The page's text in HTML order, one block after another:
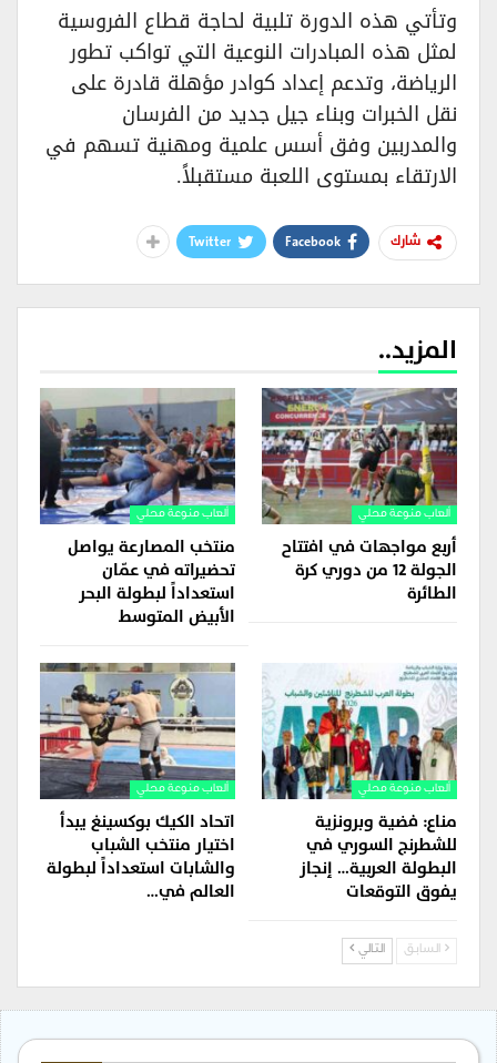
وتأتي هذه الدورة تلبية لحاجة قطاع الفروسية
لمثل هذه المبادرات النوعية التي تواكب تطور
الرياضة، وتدعم إعداد كوادر مؤهلة قادرة على
نقل الخبرات وبناء جيل جديد من الفرسان
والمدربين وفق أسس علمية ومهنية تسهم في
الارتقاء بمستوى اللعبة مستقبلاً.
شارك Facebook
Twitter
المزيد..
ألعاب منوعة محلي
أربع مواجهات في افتتاح
الجولة 12 من دوري كرة
الطائرة
ألعاب منوعة محلي
منتخب المصارعة يواصل
تحضيراته في عمّان
استعداداً لبطولة البحر
الأبيض المتوسط
ألعاب منوعة محلي
مناع: فضية وبرونزية
للشطرنج السوري في
البطولة العربية… إنجاز
يفوق التوقعات
ألعاب منوعة محلي
اتحاد الكيك بوكسينغ يبدأ
اختيار منتخب الشباب
والشابات استعداداً لبطولة
العالم في…
السابق التالي